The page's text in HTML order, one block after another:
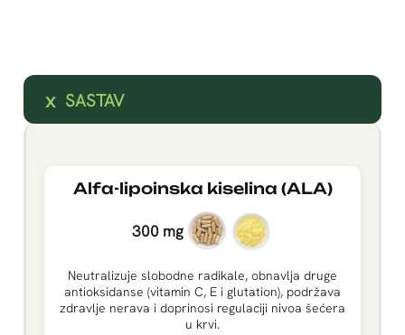
SASTAV
Alfa-lipoinska kiselina (ALA)
300 mg
Neutralizuje slobodne radikale, obnavlja druge
antioksidanse (vitamin C, E i glutation), podržava
zdravlje nerava i doprinosi regulaciji nivoa šećera
u krvi.